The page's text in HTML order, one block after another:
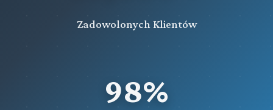
Zadowolonych Klientów
98%